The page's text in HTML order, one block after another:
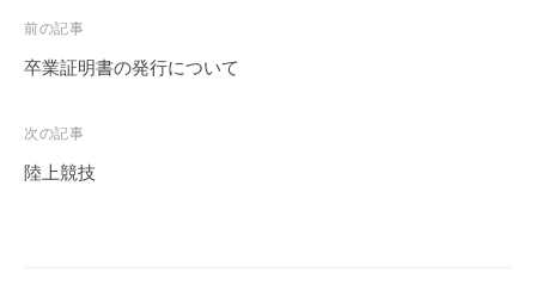
Post
navigation
前の記事
卒業証明書の発行について
次の記事
陸上競技